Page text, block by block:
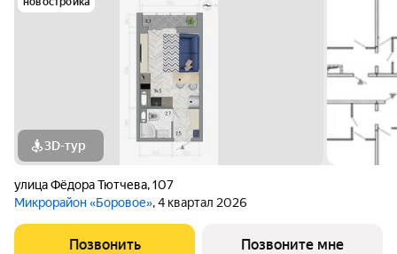
3D-тур
улица Фёдора Тютчева,107
Микрорайон «Боровое», 4 квартал 2026
Позвонить Позвоните мне